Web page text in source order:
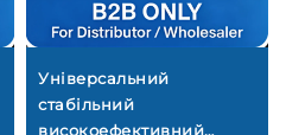
Універсальний
стабільний
високоефективний